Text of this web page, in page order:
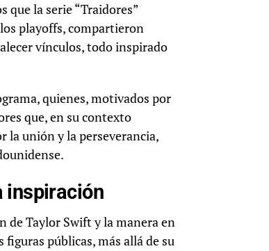
que la serie “Traidores”
playoffs, compartieron
vínculos, todo inspirado
quienes, motivados por
que, en su contexto
la unión y la perseverancia,
inspiración
de Taylor Swift y la manera en
públicas, más allá de su